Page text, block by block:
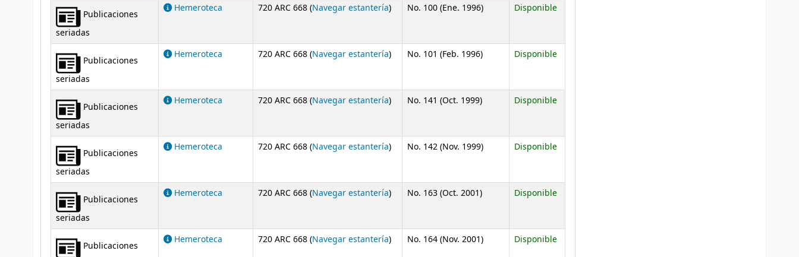
Publicaciones
seriadas
Hemeroteca 720 ARC 668 (Navegar estantería(Abre debajo)
) No. 100 (Ene. 1996) Disponible
Publicaciones
seriadas
Hemeroteca 720 ARC 668 (Navegar estantería(Abre debajo)
) No. 101 (Feb. 1996) Disponible
Publicaciones
seriadas
Hemeroteca 720 ARC 668 (Navegar estantería(Abre debajo)
) No. 141 (Oct. 1999) Disponible
Publicaciones
seriadas
Hemeroteca 720 ARC 668 (Navegar estantería(Abre debajo)
) No. 142 (Nov. 1999) Disponible
Publicaciones
seriadas
Hemeroteca 720 ARC 668 (Navegar estantería(Abre debajo)
) No. 163 (Oct. 2001) Disponible
Publicaciones
Hemeroteca 720 ARC 668 (Navegar estantería(Abre debajo)
) No. 164 (Nov. 2001) Disponible